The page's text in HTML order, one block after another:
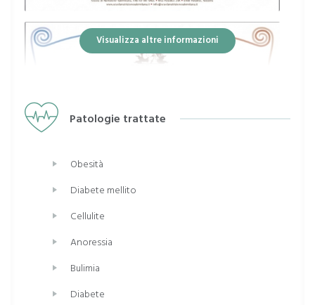
Visualizza altre informazioni
Patologie trattate
Obesità
Diabete mellito
Cellulite
Anoressia
Bulimia
Diabete